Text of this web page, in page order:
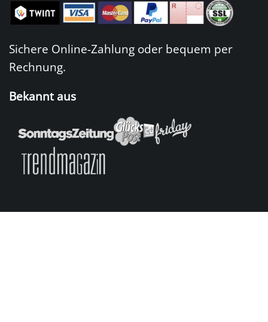
Sichere Online-Zahlung oder bequem per
Rechnung.
Bekannt aus